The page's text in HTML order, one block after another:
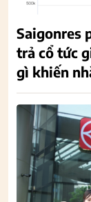
Saigonres
trả cổ tức
gì khiến